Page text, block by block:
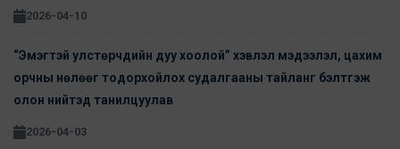
2026-04-10
“Эмэгтэй улстөрчдийн дуу хоолой” хэвлэл мэдээлэл, цахим
орчны нөлөөг тодорхойлох судалгааны тайланг бэлтгэж
олон нийтэд танилцуулав
2026-04-03